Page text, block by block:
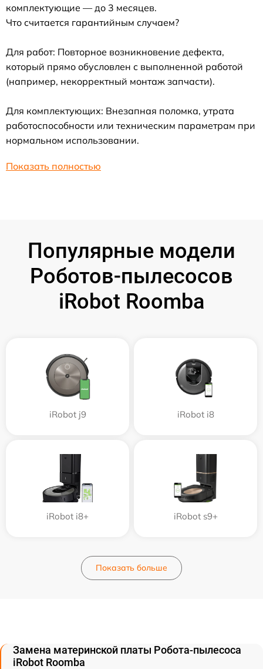
комплектующие — до 3 месяцев.
Что считается гарантийным случаем?
Для работ: Повторное возникновение дефекта,
который прямо обусловлен с выполненной работой
(например, некорректный монтаж запчасти).
Для комплектующих: Внезапная поломка, утрата
работоспособности или техническим параметрам при
нормальном использовании.
Показать полностью
Популярные модели
Роботов-пылесосов
iRobot Roomba
iRobot j9 iRobot i8
iRobot i8+ iRobot s9+
Показать больше
Замена материнской платы Робота-пылесоса
iRobot Roomba